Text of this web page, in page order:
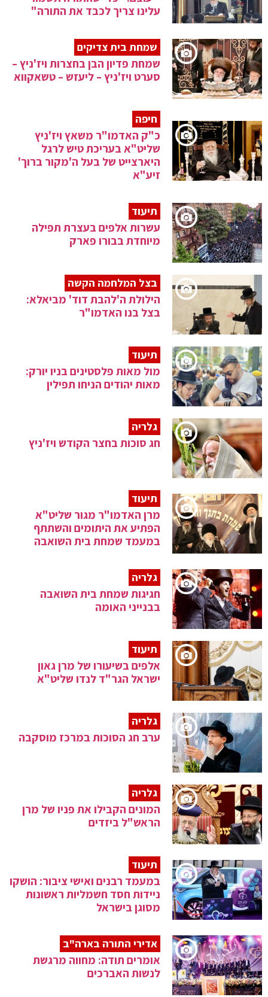
עלינו צריך לכבד את התורה"
שמחת בית צדיקים
שמחת פדיון הבן בחצרות ויז'ניץ –
סערט ויז'ניץ – ליעזש – טשאקווא
חיפה
כ"ק האדמו"ר משאץ ויז'ניץ
שליט"א בעריכת טיש לרגל
היארצייט של בעל ה'מקור ברוך'
זיע"א
תיעוד
עשרות אלפים בעצרת תפילה
מיוחדת בבורו פארק
בצל המלחמה הקשה
הילולת ה'להבת דוד' מביאלא:
בצל בנו האדמו"ר
תיעוד
מול מאות פלסטינים בניו יורק:
מאות יהודים הניחו תפילין
גלריה
חג סוכות בחצר הקודש ויז'ניץ
תיעוד
מרן האדמו"ר מגור שליט"א
הפתיע את היתומים והשתתף
במעמד שמחת בית השואבה
גלריה
חגיגות שמחת בית השואבה
בבנייני האומה
תיעוד
אלפים בשיעורו של מרן גאון
ישראל הגר"ד לנדו שליט"א
גלריה
ערב חג הסוכות במרכז מוסקבה
גלריה
המונים הקבילו את פניו של מרן
הראש"ל ביזדים
תיעוד
במעמד רבנים ואישי ציבור: הושקו
ניידות חסד חשמליות ראשונות
מסוגן בישראל
אדירי התורה בארה"ב
אומרים תודה: מחווה מרגשת
לנשות האברכים